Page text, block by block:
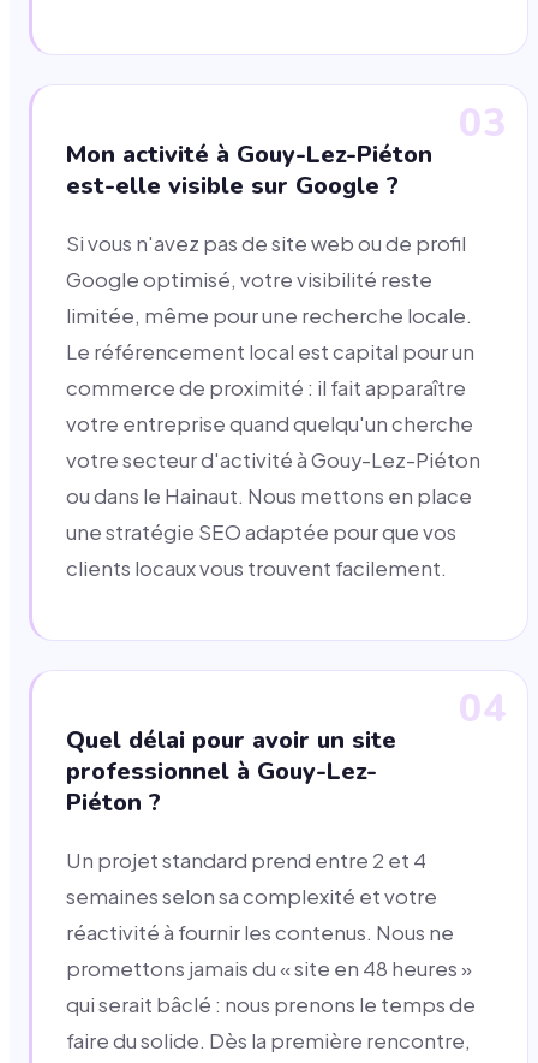
03
Mon activité à Gouy-Lez-Piéton
est-elle visible sur Google ?
Si vous n'avez pas de site web ou de profil
Google optimisé, votre visibilité reste
limitée, même pour une recherche locale.
Le référencement local est capital pour un
commerce de proximité : il fait apparaître
votre entreprise quand quelqu'un cherche
votre secteur d'activité à Gouy-Lez-Piéton
ou dans le Hainaut. Nous mettons en place
une stratégie SEO adaptée pour que vos
clients locaux vous trouvent facilement.
04
Quel délai pour avoir un site
professionnel à Gouy-Lez-
Piéton ?
Un projet standard prend entre 2 et 4
semaines selon sa complexité et votre
réactivité à fournir les contenus. Nous ne
promettons jamais du « site en 48 heures »
qui serait bâclé : nous prenons le temps de
faire du solide. Dès la première rencontre,